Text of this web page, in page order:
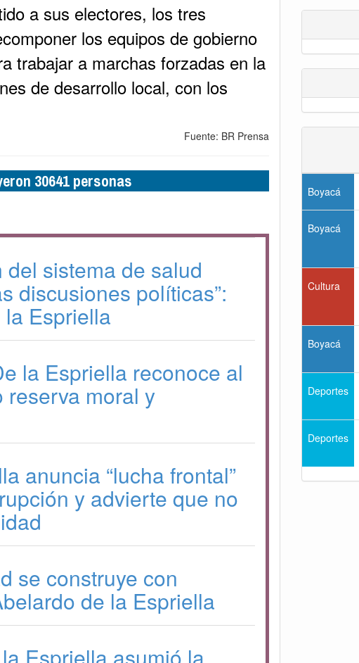
a sus electores, los tres
los equipos de gobierno
trabajar a marchas forzadas en la
de desarrollo local, con los
Fuente: BR Prensa
30641 personas
del sistema de salud
discusiones políticas”:
Espriella
la Espriella reconoce al
reserva moral y
anuncia “lucha frontal”
y advierte que no
se construye con
de la Espriella
Boyacá
Boyacá
Cultura
Boyacá
Deportes
Deportes